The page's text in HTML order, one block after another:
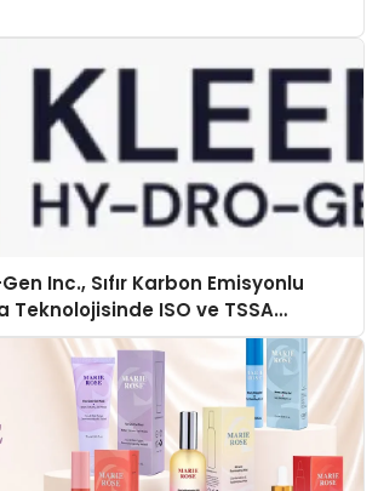
Inc., Sıfır Karbon Emisyonlu
Teknolojisinde ISO ve TSSA
Aldı